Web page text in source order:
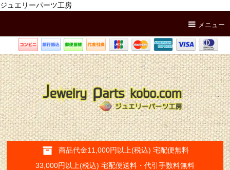
ジュエリーパーツ工房
メニュー
商品代金11,000円以上(税込) 宅配便無料
33,000円以上(税込) 宅配便送料・代引手数料無料